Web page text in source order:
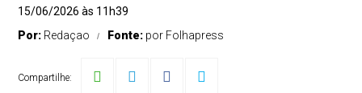
15/06/2026 às 11h39
Por: Redaçao Fonte: por Folhapress
Compartilhe: